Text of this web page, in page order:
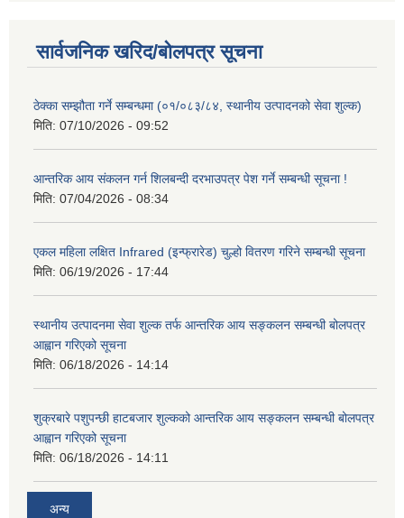
सार्वजनिक खरिद/बोलपत्र सूचना
ठेक्का सम्झौता गर्ने सम्बन्धमा (०१/०८३/८४, स्थानीय उत्पादनको सेवा शुल्क)
मिति: 07/10/2026 - 09:52
आन्तरिक आय संकलन गर्न शिलबन्दी दरभाउपत्र पेश गर्ने सम्बन्धी सूचना !
मिति: 07/04/2026 - 08:34
एकल महिला लक्षित Infrared (इन्फ्रारेड) चुल्हो वितरण गरिने सम्बन्धी सूचना
मिति: 06/19/2026 - 17:44
स्थानीय उत्पादनमा सेवा शुल्क तर्फ आन्तरिक आय सङ्कलन सम्बन्धी बोलपत्र
आह्वान गरिएको सूचना
मिति: 06/18/2026 - 14:14
शुक्रबारे पशुपन्छी हाटबजार शुल्कको आन्तरिक आय सङ्कलन सम्बन्धी बोलपत्र
आह्वान गरिएको सूचना
मिति: 06/18/2026 - 14:11
अन्य